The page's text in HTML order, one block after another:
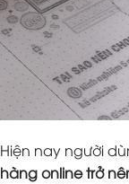
Hiện nay người
hàng online trở